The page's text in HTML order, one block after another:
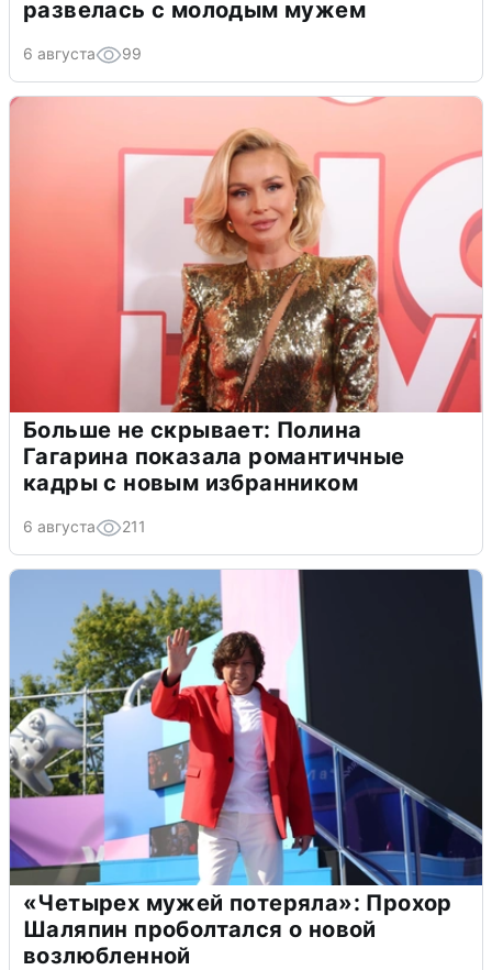
развелась с молодым мужем
6 августа 99
Больше не скрывает: Полина
Гагарина показала романтичные
кадры с новым избранником
6 августа 211
«Четырех мужей потеряла»: Прохор
Шаляпин проболтался о новой
возлюбленной